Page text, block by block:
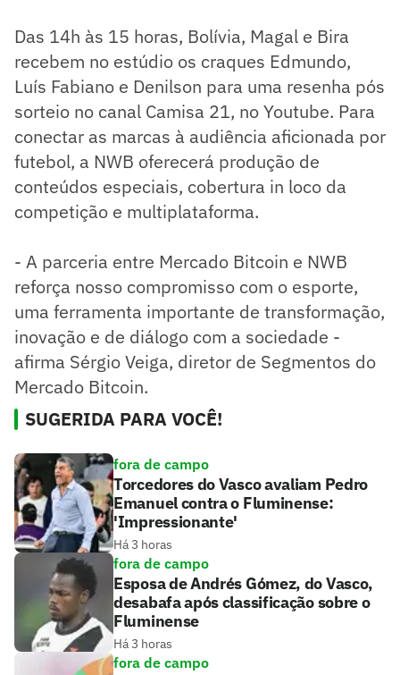
Das 14h às 15 horas, Bolívia, Magal e Bira
recebem no estúdio os craques Edmundo,
Luís Fabiano e Denilson para uma resenha pós
sorteio no canal Camisa 21, no Youtube. Para
conectar as marcas à audiência aficionada por
futebol, a NWB oferecerá produção de
conteúdos especiais, cobertura in loco da
competição e multiplataforma.
- A parceria entre Mercado Bitcoin e NWB
reforça nosso compromisso com o esporte,
uma ferramenta importante de transformação,
inovação e de diálogo com a sociedade -
afirma Sérgio Veiga, diretor de Segmentos do
Mercado Bitcoin.
SUGERIDA PARA VOCÊ!
fora de campo
Torcedores do Vasco avaliam Pedro
Emanuel contra o Fluminense:
'Impressionante'
Há 3 horas
fora de campo
Esposa de Andrés Gómez, do Vasco,
desabafa após classificação sobre o
Fluminense
Há 3 horas
fora de campo